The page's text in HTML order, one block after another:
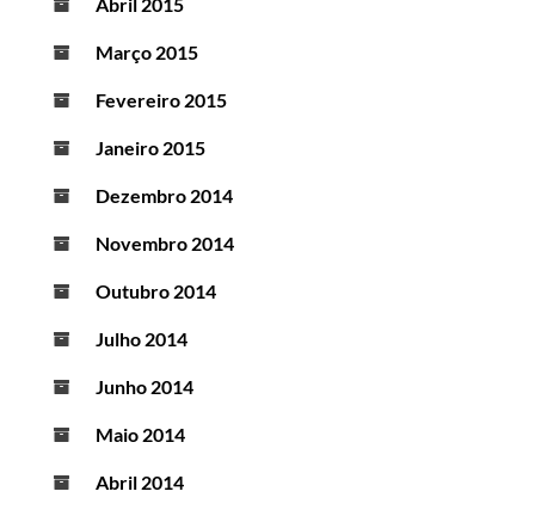
Março 2015
Fevereiro 2015
Janeiro 2015
Dezembro 2014
Novembro 2014
Outubro 2014
Julho 2014
Junho 2014
Maio 2014
Abril 2014